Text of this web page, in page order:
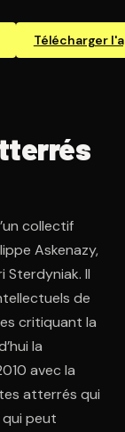
Télécharger
collectif
Askenazy,
Sterdyniak. Il
de
critiquant la
la
avec la
atterrés qui
peut